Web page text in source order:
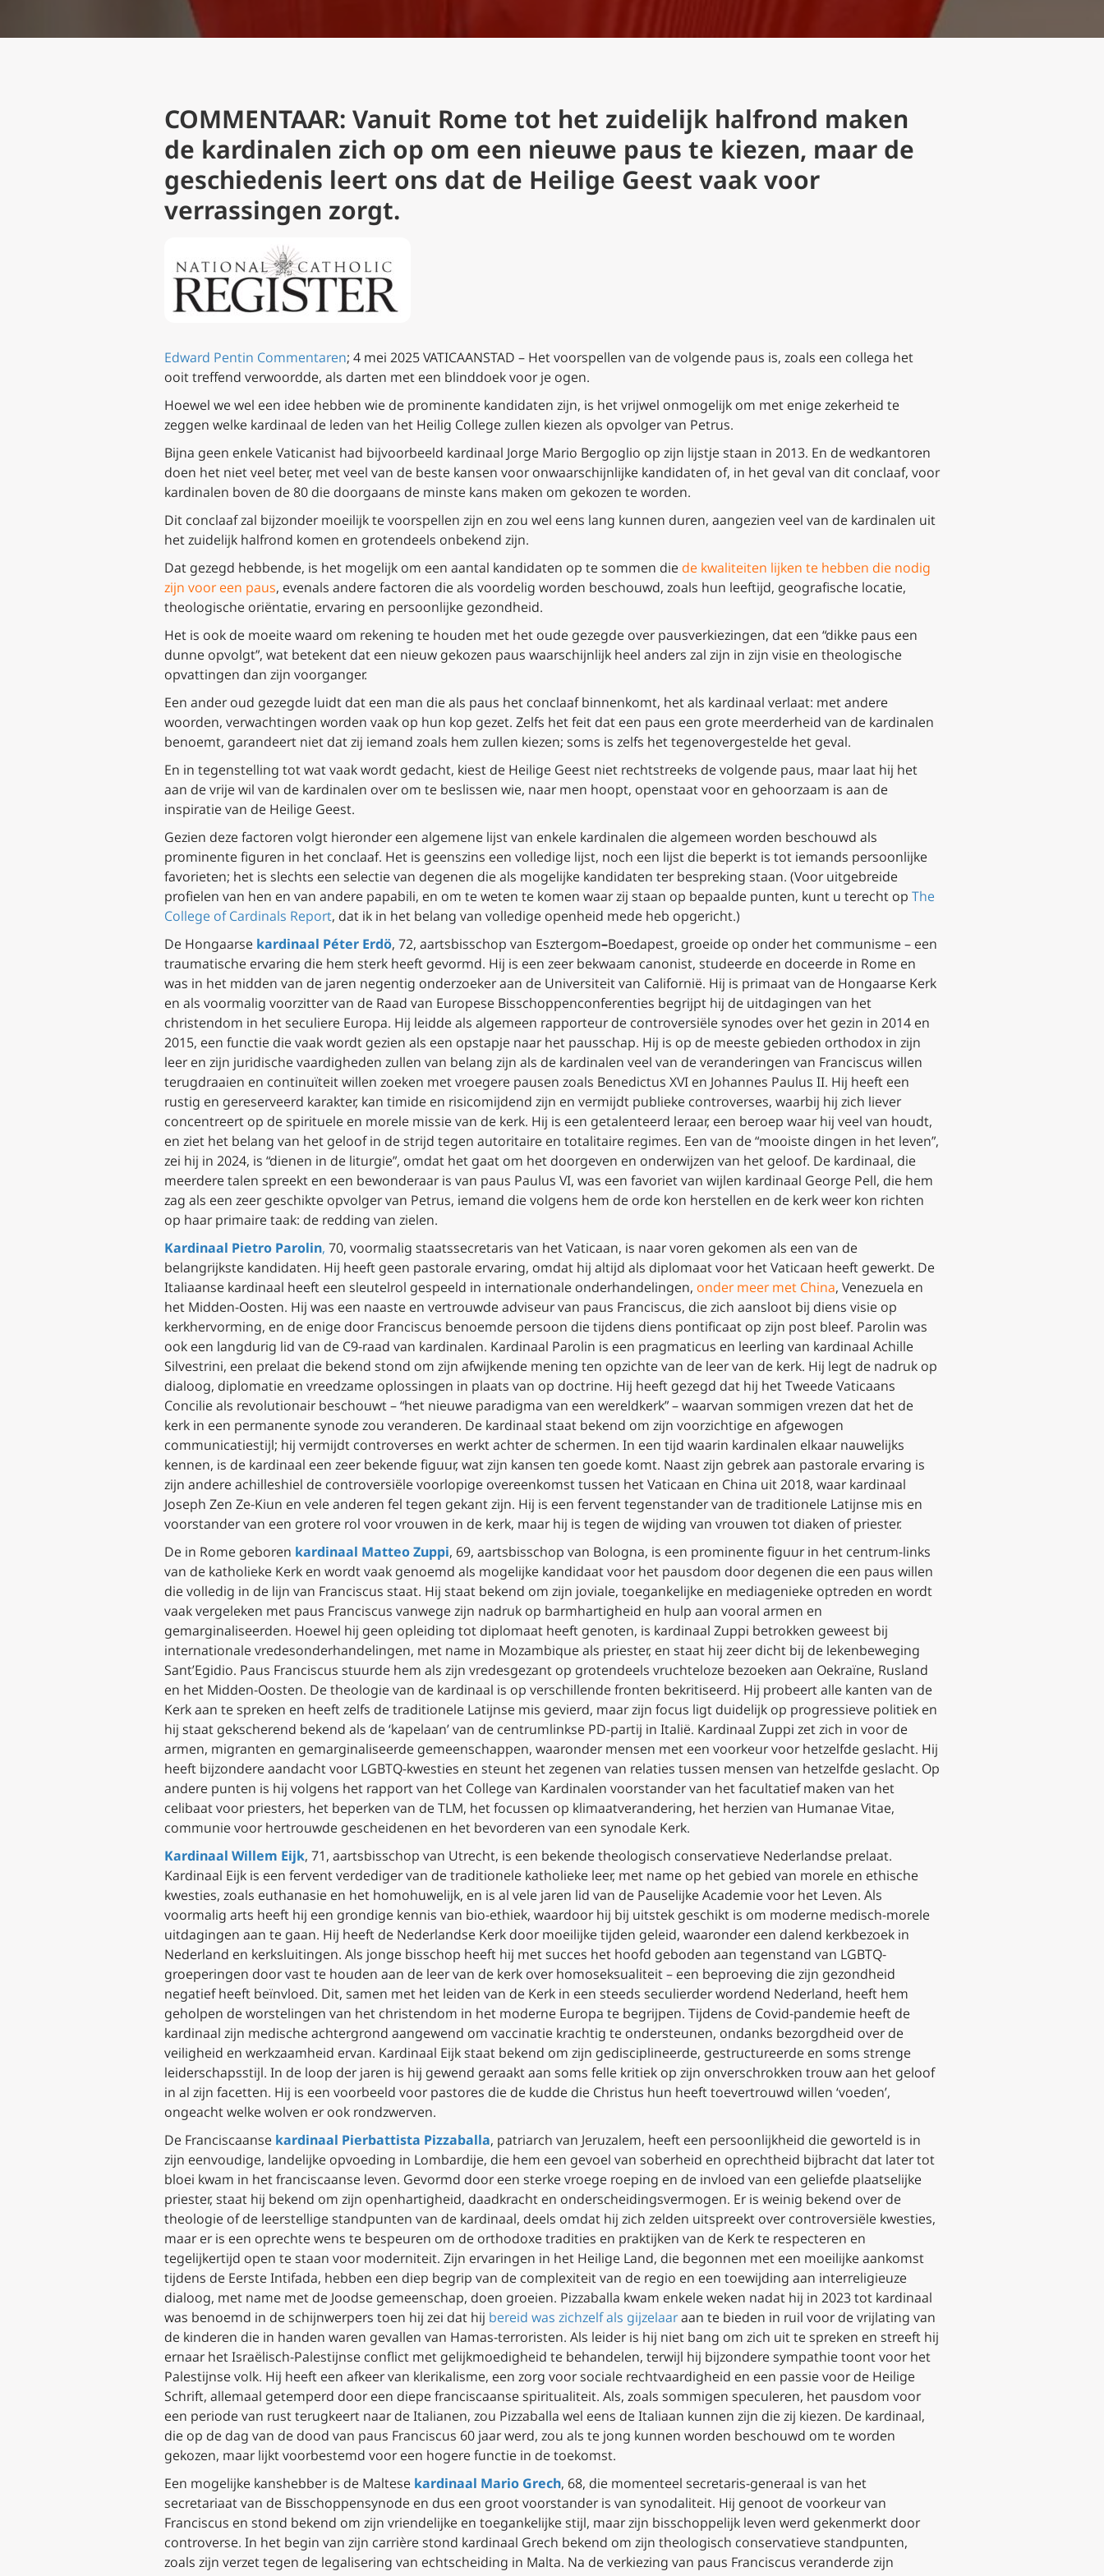
COMMENTAAR: Vanuit Rome tot het zuidelijk halfrond maken
de kardinalen zich op om een nieuwe paus te kiezen, maar de
geschiedenis leert ons dat de Heilige Geest vaak voor
verrassingen zorgt.
Edward Pentin Commentaren; 4 mei 2025 VATICAANSTAD – Het voorspellen van de volgende paus is, zoals een collega het
ooit treffend verwoordde, als darten met een blinddoek voor je ogen.
Hoewel we wel een idee hebben wie de prominente kandidaten zijn, is het vrijwel onmogelijk om met enige zekerheid te
zeggen welke kardinaal de leden van het Heilig College zullen kiezen als opvolger van Petrus.
Bijna geen enkele Vaticanist had bijvoorbeeld kardinaal Jorge Mario Bergoglio op zijn lijstje staan in 2013. En de wedkantoren
doen het niet veel beter, met veel van de beste kansen voor onwaarschijnlijke kandidaten of, in het geval van dit conclaaf, voor
kardinalen boven de 80 die doorgaans de minste kans maken om gekozen te worden.
Dit conclaaf zal bijzonder moeilijk te voorspellen zijn en zou wel eens lang kunnen duren, aangezien veel van de kardinalen uit
het zuidelijk halfrond komen en grotendeels onbekend zijn.
Dat gezegd hebbende, is het mogelijk om een aantal kandidaten op te sommen die de kwaliteiten lijken te hebben die nodig
zijn voor een paus, evenals andere factoren die als voordelig worden beschouwd, zoals hun leeftijd, geografische locatie,
theologische oriëntatie, ervaring en persoonlijke gezondheid.
Het is ook de moeite waard om rekening te houden met het oude gezegde over pausverkiezingen, dat een “dikke paus een
dunne opvolgt”, wat betekent dat een nieuw gekozen paus waarschijnlijk heel anders zal zijn in zijn visie en theologische
opvattingen dan zijn voorganger.
Een ander oud gezegde luidt dat een man die als paus het conclaaf binnenkomt, het als kardinaal verlaat: met andere
woorden, verwachtingen worden vaak op hun kop gezet. Zelfs het feit dat een paus een grote meerderheid van de kardinalen
benoemt, garandeert niet dat zij iemand zoals hem zullen kiezen; soms is zelfs het tegenovergestelde het geval.
En in tegenstelling tot wat vaak wordt gedacht, kiest de Heilige Geest niet rechtstreeks de volgende paus, maar laat hij het
aan de vrije wil van de kardinalen over om te beslissen wie, naar men hoopt, openstaat voor en gehoorzaam is aan de
inspiratie van de Heilige Geest.
Gezien deze factoren volgt hieronder een algemene lijst van enkele kardinalen die algemeen worden beschouwd als
prominente figuren in het conclaaf. Het is geenszins een volledige lijst, noch een lijst die beperkt is tot iemands persoonlijke
favorieten; het is slechts een selectie van degenen die als mogelijke kandidaten ter bespreking staan. (Voor uitgebreide
profielen van hen en van andere papabili, en om te weten te komen waar zij staan op bepaalde punten, kunt u terecht op The
College of Cardinals Report, dat ik in het belang van volledige openheid mede heb opgericht.)
De Hongaarse kardinaal Péter Erdö, 72, aartsbisschop van Esztergom–Boedapest, groeide op onder het communisme – een
traumatische ervaring die hem sterk heeft gevormd. Hij is een zeer bekwaam canonist, studeerde en doceerde in Rome en
was in het midden van de jaren negentig onderzoeker aan de Universiteit van Californië. Hij is primaat van de Hongaarse Kerk
en als voormalig voorzitter van de Raad van Europese Bisschoppenconferenties begrijpt hij de uitdagingen van het
christendom in het seculiere Europa. Hij leidde als algemeen rapporteur de controversiële synodes over het gezin in 2014 en
2015, een functie die vaak wordt gezien als een opstapje naar het pausschap. Hij is op de meeste gebieden orthodox in zijn
leer en zijn juridische vaardigheden zullen van belang zijn als de kardinalen veel van de veranderingen van Franciscus willen
terugdraaien en continuïteit willen zoeken met vroegere pausen zoals Benedictus XVI en Johannes Paulus II. Hij heeft een
rustig en gereserveerd karakter, kan timide en risicomijdend zijn en vermijdt publieke controverses, waarbij hij zich liever
concentreert op de spirituele en morele missie van de kerk. Hij is een getalenteerd leraar, een beroep waar hij veel van houdt,
en ziet het belang van het geloof in de strijd tegen autoritaire en totalitaire regimes. Een van de “mooiste dingen in het leven”,
zei hij in 2024, is “dienen in de liturgie”, omdat het gaat om het doorgeven en onderwijzen van het geloof. De kardinaal, die
meerdere talen spreekt en een bewonderaar is van paus Paulus VI, was een favoriet van wijlen kardinaal George Pell, die hem
zag als een zeer geschikte opvolger van Petrus, iemand die volgens hem de orde kon herstellen en de kerk weer kon richten
op haar primaire taak: de redding van zielen.
Kardinaal Pietro Parolin, 70, voormalig staatssecretaris van het Vaticaan, is naar voren gekomen als een van de
belangrijkste kandidaten. Hij heeft geen pastorale ervaring, omdat hij altijd als diplomaat voor het Vaticaan heeft gewerkt. De
Italiaanse kardinaal heeft een sleutelrol gespeeld in internationale onderhandelingen, onder meer met China, Venezuela en
het Midden-Oosten. Hij was een naaste en vertrouwde adviseur van paus Franciscus, die zich aansloot bij diens visie op
kerkhervorming, en de enige door Franciscus benoemde persoon die tijdens diens pontificaat op zijn post bleef. Parolin was
ook een langdurig lid van de C9-raad van kardinalen. Kardinaal Parolin is een pragmaticus en leerling van kardinaal Achille
Silvestrini, een prelaat die bekend stond om zijn afwijkende mening ten opzichte van de leer van de kerk. Hij legt de nadruk op
dialoog, diplomatie en vreedzame oplossingen in plaats van op doctrine. Hij heeft gezegd dat hij het Tweede Vaticaans
Concilie als revolutionair beschouwt – “het nieuwe paradigma van een wereldkerk” – waarvan sommigen vrezen dat het de
kerk in een permanente synode zou veranderen. De kardinaal staat bekend om zijn voorzichtige en afgewogen
communicatiestijl; hij vermijdt controverses en werkt achter de schermen. In een tijd waarin kardinalen elkaar nauwelijks
kennen, is de kardinaal een zeer bekende figuur, wat zijn kansen ten goede komt. Naast zijn gebrek aan pastorale ervaring is
zijn andere achilleshiel de controversiële voorlopige overeenkomst tussen het Vaticaan en China uit 2018, waar kardinaal
Joseph Zen Ze-Kiun en vele anderen fel tegen gekant zijn. Hij is een fervent tegenstander van de traditionele Latijnse mis en
voorstander van een grotere rol voor vrouwen in de kerk, maar hij is tegen de wijding van vrouwen tot diaken of priester.
De in Rome geboren kardinaal Matteo Zuppi, 69, aartsbisschop van Bologna, is een prominente figuur in het centrum-links
van de katholieke Kerk en wordt vaak genoemd als mogelijke kandidaat voor het pausdom door degenen die een paus willen
die volledig in de lijn van Franciscus staat. Hij staat bekend om zijn joviale, toegankelijke en mediagenieke optreden en wordt
vaak vergeleken met paus Franciscus vanwege zijn nadruk op barmhartigheid en hulp aan vooral armen en
gemarginaliseerden. Hoewel hij geen opleiding tot diplomaat heeft genoten, is kardinaal Zuppi betrokken geweest bij
internationale vredesonderhandelingen, met name in Mozambique als priester, en staat hij zeer dicht bij de lekenbeweging
Sant’Egidio. Paus Franciscus stuurde hem als zijn vredesgezant op grotendeels vruchteloze bezoeken aan Oekraïne, Rusland
en het Midden-Oosten. De theologie van de kardinaal is op verschillende fronten bekritiseerd. Hij probeert alle kanten van de
Kerk aan te spreken en heeft zelfs de traditionele Latijnse mis gevierd, maar zijn focus ligt duidelijk op progressieve politiek en
hij staat gekscherend bekend als de ‘kapelaan’ van de centrumlinkse PD-partij in Italië. Kardinaal Zuppi zet zich in voor de
armen, migranten en gemarginaliseerde gemeenschappen, waaronder mensen met een voorkeur voor hetzelfde geslacht. Hij
heeft bijzondere aandacht voor LGBTQ-kwesties en steunt het zegenen van relaties tussen mensen van hetzelfde geslacht. Op
andere punten is hij volgens het rapport van het College van Kardinalen voorstander van het facultatief maken van het
celibaat voor priesters, het beperken van de TLM, het focussen op klimaatverandering, het herzien van Humanae Vitae,
communie voor hertrouwde gescheidenen en het bevorderen van een synodale Kerk.
Kardinaal Willem Eijk, 71, aartsbisschop van Utrecht, is een bekende theologisch conservatieve Nederlandse prelaat.
Kardinaal Eijk is een fervent verdediger van de traditionele katholieke leer, met name op het gebied van morele en ethische
kwesties, zoals euthanasie en het homohuwelijk, en is al vele jaren lid van de Pauselijke Academie voor het Leven. Als
voormalig arts heeft hij een grondige kennis van bio-ethiek, waardoor hij bij uitstek geschikt is om moderne medisch-morele
uitdagingen aan te gaan. Hij heeft de Nederlandse Kerk door moeilijke tijden geleid, waaronder een dalend kerkbezoek in
Nederland en kerksluitingen. Als jonge bisschop heeft hij met succes het hoofd geboden aan tegenstand van LGBTQ-
groeperingen door vast te houden aan de leer van de kerk over homoseksualiteit – een beproeving die zijn gezondheid
negatief heeft beïnvloed. Dit, samen met het leiden van de Kerk in een steeds seculierder wordend Nederland, heeft hem
geholpen de worstelingen van het christendom in het moderne Europa te begrijpen. Tijdens de Covid-pandemie heeft de
kardinaal zijn medische achtergrond aangewend om vaccinatie krachtig te ondersteunen, ondanks bezorgdheid over de
veiligheid en werkzaamheid ervan. Kardinaal Eijk staat bekend om zijn gedisciplineerde, gestructureerde en soms strenge
leiderschapsstijl. In de loop der jaren is hij gewend geraakt aan soms felle kritiek op zijn onverschrokken trouw aan het geloof
in al zijn facetten. Hij is een voorbeeld voor pastores die de kudde die Christus hun heeft toevertrouwd willen ‘voeden’,
ongeacht welke wolven er ook rondzwerven.
De Franciscaanse kardinaal Pierbattista Pizzaballa, patriarch van Jeruzalem, heeft een persoonlijkheid die geworteld is in
zijn eenvoudige, landelijke opvoeding in Lombardije, die hem een gevoel van soberheid en oprechtheid bijbracht dat later tot
bloei kwam in het franciscaanse leven. Gevormd door een sterke vroege roeping en de invloed van een geliefde plaatselijke
priester, staat hij bekend om zijn openhartigheid, daadkracht en onderscheidingsvermogen. Er is weinig bekend over de
theologie of de leerstellige standpunten van de kardinaal, deels omdat hij zich zelden uitspreekt over controversiële kwesties,
maar er is een oprechte wens te bespeuren om de orthodoxe tradities en praktijken van de Kerk te respecteren en
tegelijkertijd open te staan voor moderniteit. Zijn ervaringen in het Heilige Land, die begonnen met een moeilijke aankomst
tijdens de Eerste Intifada, hebben een diep begrip van de complexiteit van de regio en een toewijding aan interreligieuze
dialoog, met name met de Joodse gemeenschap, doen groeien. Pizzaballa kwam enkele weken nadat hij in 2023 tot kardinaal
was benoemd in de schijnwerpers toen hij zei dat hij bereid was zichzelf als gijzelaaraan te bieden in ruil voor de vrijlating van
de kinderen die in handen waren gevallen van Hamas-terroristen. Als leider is hij niet bang om zich uit te spreken en streeft hij
ernaar het Israëlisch-Palestijnse conflict met gelijkmoedigheid te behandelen, terwijl hij bijzondere sympathie toont voor het
Palestijnse volk. Hij heeft een afkeer van klerikalisme, een zorg voor sociale rechtvaardigheid en een passie voor de Heilige
Schrift, allemaal getemperd door een diepe franciscaanse spiritualiteit. Als, zoals sommigen speculeren, het pausdom voor
een periode van rust terugkeert naar de Italianen, zou Pizzaballa wel eens de Italiaan kunnen zijn die zij kiezen. De kardinaal,
die op de dag van de dood van paus Franciscus 60 jaar werd, zou als te jong kunnen worden beschouwd om te worden
gekozen, maar lijkt voorbestemd voor een hogere functie in de toekomst.
Een mogelijke kanshebber is de Maltese kardinaal Mario Grech, 68, die momenteel secretaris-generaal is van het
secretariaat van de Bisschoppensynode en dus een groot voorstander is van synodaliteit. Hij genoot de voorkeur van
Franciscus en stond bekend om zijn vriendelijke en toegankelijke stijl, maar zijn bisschoppelijk leven werd gekenmerkt door
controverse. In het begin van zijn carrière stond kardinaal Grech bekend om zijn theologisch conservatieve standpunten,
zoals zijn verzet tegen de legalisering van echtscheiding in Malta. Na de verkiezing van paus Franciscus veranderde zijn